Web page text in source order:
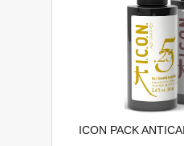
ICON PACK